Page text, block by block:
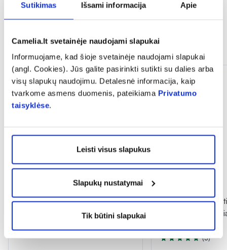
Sutikimas Išsami informacija Apie
Camelia.lt svetainėje naudojami slapukai
Informuojame, kad šioje svetainėje naudojami slapukai
(angl. Cookies). Jūs galite pasirinkti sutikti su dalies arba
visų slapukų naudojimu. Detalesnė informacija, kaip
tvarkome asmens duomenis, pateikiama Privatumo
taisyklėse.
Leisti visus slapukus
Slapukų nustatymai
Tik būtini slapukai
Panašios prekės
ALKAGIN makšties ovulės, 10
CUMLAUDE
chlorheksidinu ir
Įvertinimas 5.0 iš 5
(3)